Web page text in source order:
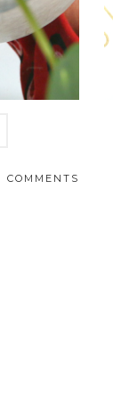
COMMENTS